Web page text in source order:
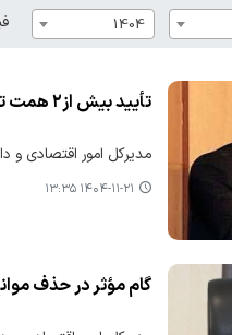
1404
تأیید بیش از۲ همت تسهیلات تبصره ۱۸ در استان مازندران
مدیرکل امور اقتصادی و دارایی مازندران از بررسی و تأیید
۱۴۰۴-۱۱-۲۱ ۱۳:۳۵
گام مؤثر در حذف